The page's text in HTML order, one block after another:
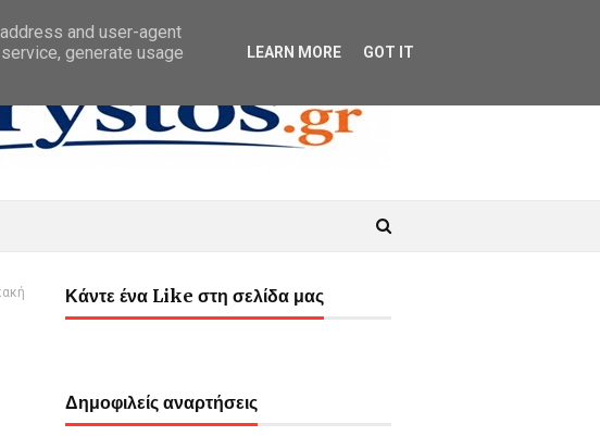
Κάντε ένα Like στη σελίδα μας
Δημοφιλείς αναρτήσεις
and user-agent
generate usage
LEARN MORE GOT IT